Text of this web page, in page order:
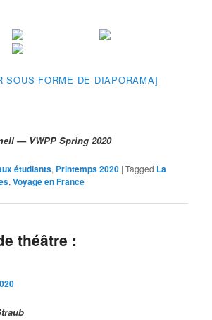
SOUS FORME DE DIAPORAMA]
— VWPP Spring 2020
étudiants, Printemps 2020 |Tagged La
,Voyage en France
théâtre :